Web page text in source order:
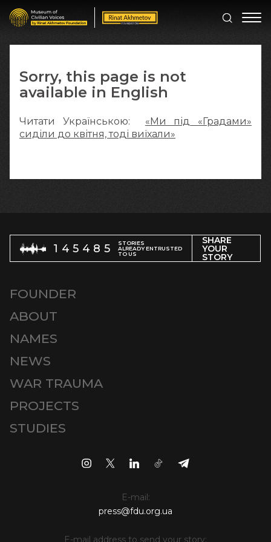
Sorry, this page is not
available in English
Читати Українською: «Ми під «Градами»
сиділи до квітня, тоді виїхали»
145485
STORIES
ALREADY ENTRUSTED
TO US
SHARE
YOUR
STORY
FOUNDER
ABOUT
NAMES
NEWS
WAR TRAUMA
PROJECTS
STUDIES
E-mail:
press@fdu.org.ua